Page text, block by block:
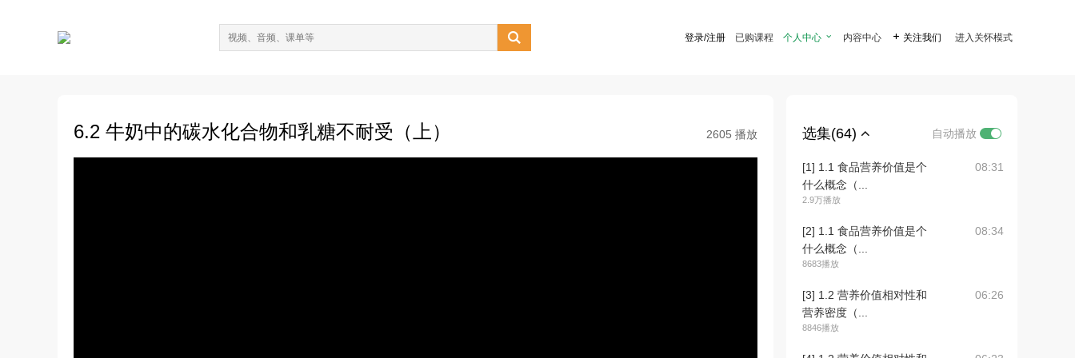
 登录/注册 已购课程 个人中心  内容中心  关注我们 进入关怀模式
6.2 牛奶中的碳水化合物和乳糖不耐受（上） 2605 播放 选集(64) 自动播放
[1] 1.1 食品营养价值是个
什么概念（...
2.9万播放
08:31
[2] 1.1 食品营养价值是个
什么概念（...
8683播放
08:34
[3] 1.2 营养价值相对性和
营养密度（...
8846播放
06:26